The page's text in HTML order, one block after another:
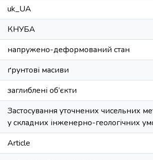
uk_UA
КНУБА
напружено-деформований стан
ґрунтові масиви
заглиблені об’єкти
Застосування уточнених чисельних
у складних інженерно-геологічних
Article